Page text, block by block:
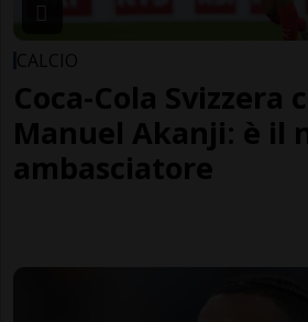
CALCIO
Coca-Cola Svizzera
Manuel Akanji: è il
ambasciatore